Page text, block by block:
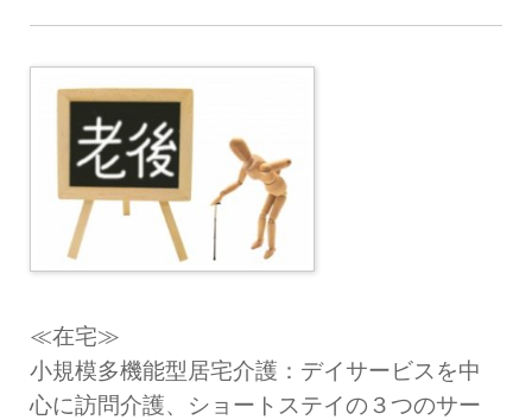
≪在宅≫
小規模多機能型居宅介護：デイサービスを中
心に訪問介護、ショートステイの３つのサー